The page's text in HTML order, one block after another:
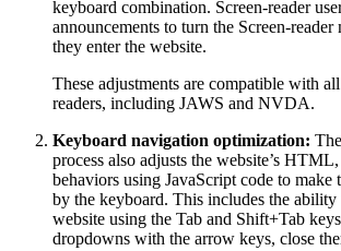
keyboard combination. Screen-reader
announcements to turn the Screen-reader
they enter the website.
These adjustments are compatible with
readers, including JAWS and NVDA.
Keyboard navigation optimization:
process also adjusts the website’s
behaviors using JavaScript code to make
by the keyboard. This includes the ability
website using the Tab and Shift+Tab
dropdowns with the arrow keys, close